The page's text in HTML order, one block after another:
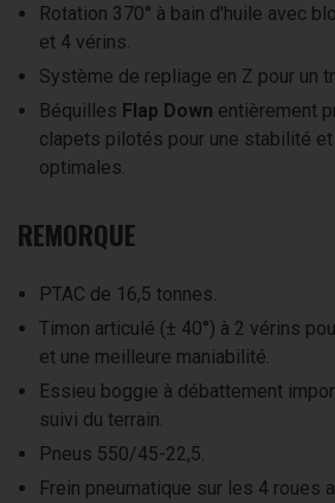
Rotation 370° à bain d'huile avec
et 4 vérins.
Système de repliage en Z pour un
Béquilles Flap Down entièrement
clapets pilotés pour une stabilité
optimales.
REMORQUE
PTAC de 16,5 tonnes.
Timon articulé (± 40°) à 2 vérins
et une meilleure maniabilité.
Essieu boggie à débattement
suivi du terrain.
Pneus 550/45-22,5.
Frein pneumatique sur les 4 roues